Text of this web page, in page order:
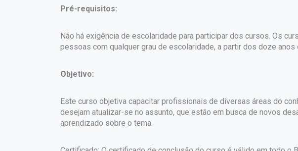
Pré-requisitos:
Não há exigência de escolaridade para participar dos cursos. Os
pessoas com qualquer grau de escolaridade, a partir dos doze anos
Objetivo:
Este curso objetiva capacitar profissionais de diversas áreas do
desejam atualizar-se no assunto, que estão em busca de novos
aprendizado sobre o tema.